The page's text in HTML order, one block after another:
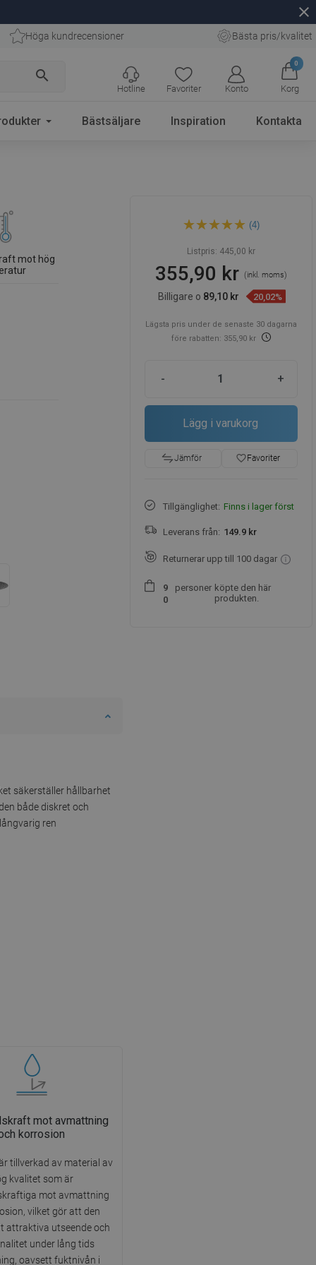
close
Höga kundrecensioner Bästa pris/kvalitet
search
Favoriter Konto
0
Korg
Hotline
Bästsäljare Inspiration Kontakta
mot hög
säkerställer hållbarhet
både diskret och
ren
mot avmattning
korrosion
tillverkad av material av
kvalitet som är
mot avmattning
vilket gör att den
attraktiva utseende och
under lång tids
oavsett fuktnivån i
Mexen Slim regndusch 30
cm, svart - 79230-70
(4)
Listpris: 445,00 kr
355,90 kr(inkl. moms)
Billigare o 89,10 kr 20,02%
Lägsta pris under de senaste 30 dagarna
före rabatten: 355,90 kr
- +
Lägg i varukorg
Jämför favorite_borderFavoriter
Tillgänglighet: Finns i lager först
Leverans från: 149.9 kr
Returnerar upp till 100 dagar
9
0
personer köpte den här
produkten.